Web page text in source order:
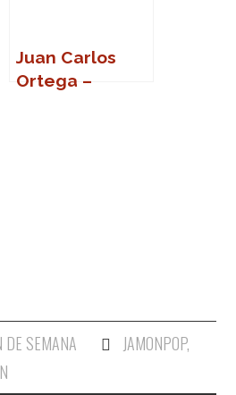
Juan Carlos
Ortega –
DE SEMANA JAMONPOP,